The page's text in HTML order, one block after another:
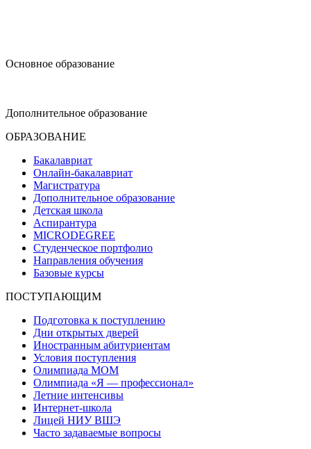
Основное образование
Дополнительное образование
ОБРАЗОВАНИЕ
Бакалавриат
Онлайн-бакалавриат
Магистратура
Дополнительное образование
Детская школа
Аспирантура
MICRODEGREE
Студенческое портфолио
Направления обучения
Базовые курсы
ПОСТУПАЮЩИМ
Подготовка к поступлению
Дни открытых дверей
Иностранным абитуриентам
Условия поступления
Олимпиада МОМ
Олимпиада «Я — профессионал»
Летние интенсивы
Интернет-школа
Лицей НИУ ВШЭ
Часто задаваемые вопросы